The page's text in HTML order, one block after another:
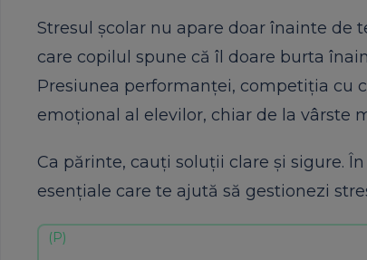
Stresul școlar nu apare doar înainte de
care copilul spune că îl doare burta
Presiunea performanței, competiția cu
emoțional al elevilor, chiar de la vârste
Ca părinte, cauți soluții clare și sigure.
esențiale care te ajută să gestionezi